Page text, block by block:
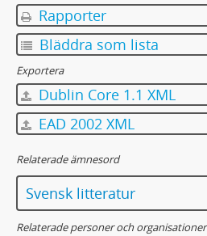
Rapporter
Bläddra som lista
Exportera
Dublin Core 1.1 XML
EAD 2002 XML
Relaterade ämnesord
Svensk litteratur
Relaterade personer och organisationer